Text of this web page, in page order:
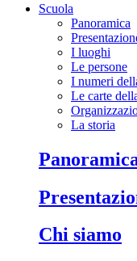
Scuola
Panoramica
I luoghi
Le persone
I numeri
Le carte
La storia
chi siamo